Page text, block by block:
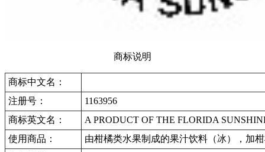
商标说明
商标中文名：
注册号：
1163956
商标英文名：
A PRODUCT OF THE FLORIDA
使用商品：
由柑橘类水果制成的果汁饮料（冰），加